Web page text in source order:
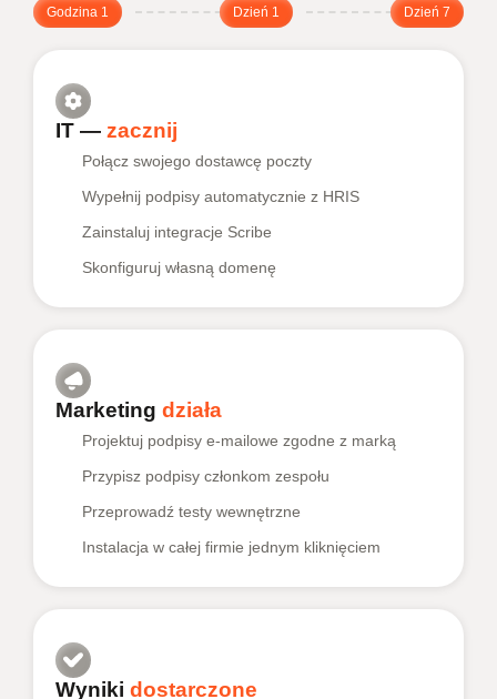
Godzina 1 Dzień 1 Dzień 7
IT — zacznij
Połącz swojego dostawcę poczty
Wypełnij podpisy automatycznie z HRIS
Zainstaluj integracje Scribe
Skonfiguruj własną domenę
Marketing działa
Projektuj podpisy e-mailowe zgodne z marką
Przypisz podpisy członkom zespołu
Przeprowadź testy wewnętrzne
Instalacja w całej firmie jednym kliknięciem
Wyniki dostarczone